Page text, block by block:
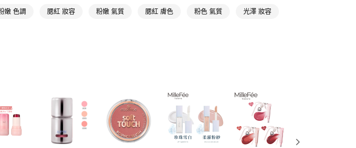
２．訂單成立數日內，您將收到繳費通知簡訊。
３．收到繳費通知簡訊後14天內，點擊此簡訊中的連結，可透過四大超商
１．透過由恩沛科技股份有限公司提供之「AFTEE先享後付」服務完成之
交易，需依本服務之必要範圍內提供個人資料，並將交易相關給付款項請
求債權轉讓予恩沛科技股份有限公司。
２．關於個人資料處理事宜，請瀏覽以下網址：
https://aftee.tw/terms/#terms3
付款後全家取貨
7-11取貨付款
每筆NT$65，滿NT$490(含以上)免運費
付款後7-11取貨
嫩 色調 腮紅 妝容 粉嫩 氣質 腮紅 膚色 粉色 氣質 光澤 妝容